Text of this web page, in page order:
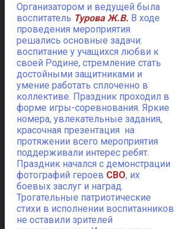
Организатором и ведущей была
воспитатель Турова Ж.В. В ходе
проведения мероприятия
решались основные задачи:
воспитание у учащихся любви к
своей Родине, стремление стать
достойными защитниками и
умение работать сплоченно в
коллективе. Праздник проходил в
форме игры-соревнования. Яркие
номера, увлекательные задания,
красочная презентация на
протяжении всего мероприятия
поддерживали интерес ребят.
Праздник начался с демонстрации
фотографий героев СВО, их
боевых заслуг и наград.
Трогательные патриотические
стихи в исполнении воспитанников
не оставили зрителей